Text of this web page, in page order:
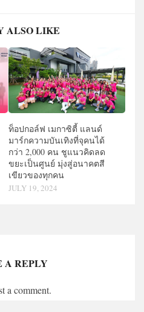
ALSO LIKE
ท็อปกอล์ฟ เมกาซิตี้ แลนด์
มาร์กความบันเทิงที่จุคนได้
กว่า 2,000 คน ชูแนวคิดลด
ขยะเป็นศูนย์ มุ่งสู่อนาคตสี
เขียวของทุกคน
JULY 19, 2024
A REPLY
a comment.